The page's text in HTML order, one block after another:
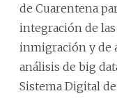
de Cuarentena
integración de las
inmigración y de
análisis de big
Sistema Digital